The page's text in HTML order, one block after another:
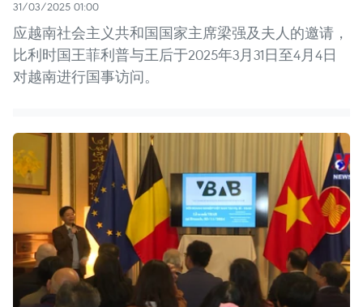
31/03/2025 01:00
应越南社会主义共和国国家主席梁强及夫人的邀请，
比利时国王菲利普与王后于2025年3月31日至4月4日
对越南进行国事访问。